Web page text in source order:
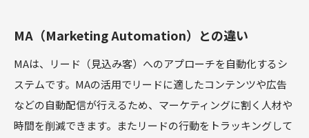
MA（Marketing Automation）との違い
MAは、リード（見込み客）へのアプローチを自動化するシ
ステムです。MAの活用でリードに適したコンテンツや広告
などの自動配信が行えるため、マーケティングに割く人材や
時間を削減できます。またリードの行動をトラッキングして